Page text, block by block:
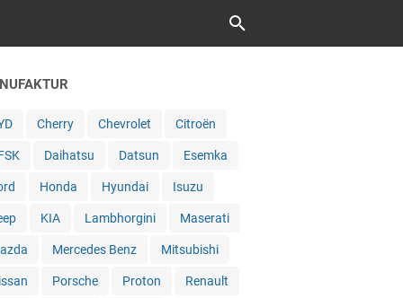
Cherry Chevrolet Citroën
Daihatsu Datsun Esemka
Honda Hyundai Isuzu
KIA Lambhorgini Maserati
Mercedes Benz Mitsubishi
Porsche Proton Renault